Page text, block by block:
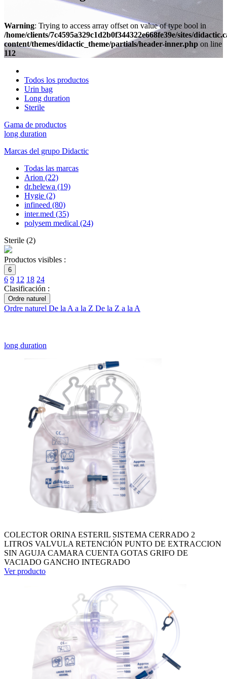
Warning: Trying to access array offset on value of type bool in
/home/clients/7c4595a329c1d2b0f344322e668fe39e/sites/
content/themes/didactic_theme/partials/header-inner.php on line
112
Todos los productos
Urin bag
Long duration
Sterile
Gama de productos
long duration
Marcas del grupo Didactic
Todas las marcas
Arion (22)
dr.helewa (19)
Hygie (2)
infineed (80)
inter.med (35)
polysem medical (24)
Sterile (2)
Productos visibles :
6
6 9 12 18 24
Clasificación :
Ordre naturel
Ordre naturel De la A a la Z De la Z a la A
long duration
COLECTOR ORINA ESTERIL SISTEMA CERRADO 2
LITROS VALVULA RETENCIÓN PUNTO DE EXTRACCION
SIN AGUJA CAMARA CUENTA GOTAS GRIFO DE
VACIADO GANCHO INTEGRADO
Ver producto